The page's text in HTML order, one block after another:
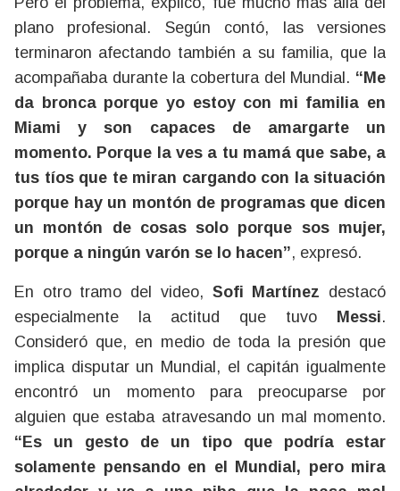
plano profesional. Según contó, las versiones
terminaron afectando también a su familia, que la
acompañaba durante la cobertura del Mundial. “Me
da bronca porque yo estoy con mi familia en
Miami y son capaces de amargarte un
momento. Porque la ves a tu mamá que sabe, a
tus tíos que te miran cargando con la situación
porque hay un montón de programas que dicen
un montón de cosas solo porque sos mujer,
porque a ningún varón se lo hacen”, expresó.
En otro tramo del video, Sofi Martínez destacó
especialmente la actitud que tuvo
Messi.
Consideró que, en medio de toda la presión que
implica disputar un Mundial, el capitán igualmente
encontró un momento para preocuparse por
alguien que estaba atravesando un mal momento.
“Es un gesto de un tipo que podría estar
solamente pensando en el Mundial, pero mira